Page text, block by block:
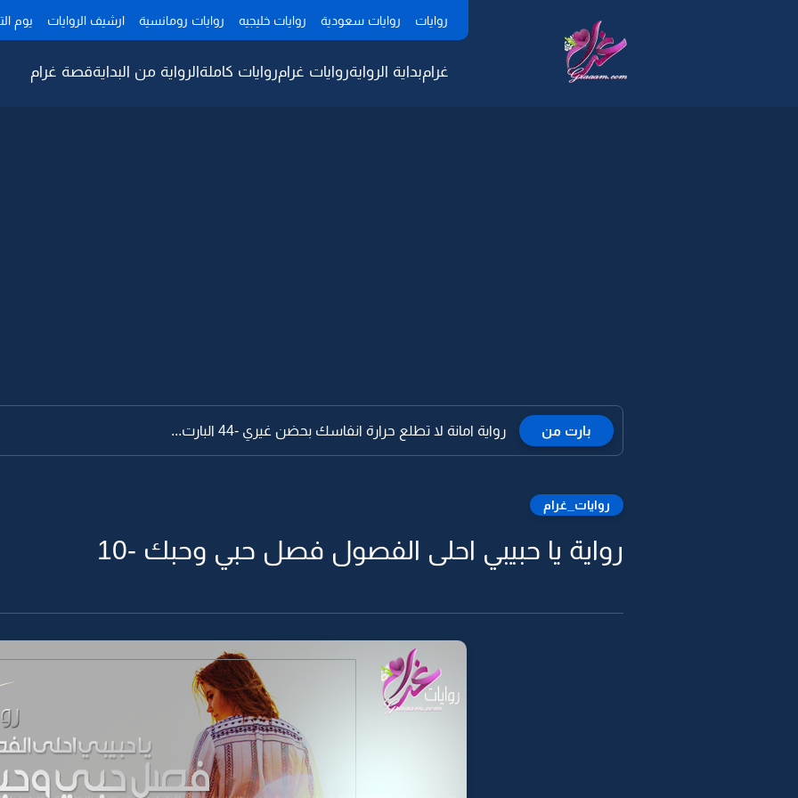
روايات روايات سعودية روايات خليجيه روايات رومانسية ارشيف الروايات يوم
غرامبداية الروايةروايات غرامروايات كاملةالرواية من البدايةقصة غرام
بارت من رواية امانة لا تطلع حرارة انفاسك بحضن غيري -44 البارت...
روايات_غرام
رواية يا حبيبي احلى الفصول فصل حبي وحبك -10